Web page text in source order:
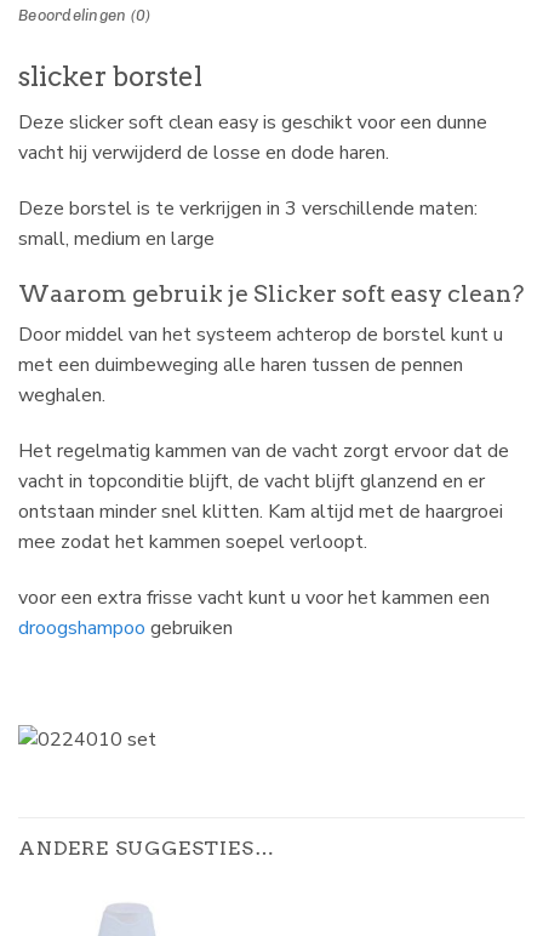
Beoordelingen (0)
slicker borstel
Deze slicker soft clean easy is geschikt voor een dunne
vacht hij verwijderd de losse en dode haren.
Deze borstel is te verkrijgen in 3 verschillende maten:
small, medium en large
Waarom gebruik je Slicker soft easy clean?
Door middel van het systeem achterop de borstel kunt u
met een duimbeweging alle haren tussen de pennen
weghalen.
Het regelmatig kammen van de vacht zorgt ervoor dat de
vacht in topconditie blijft, de vacht blijft glanzend en er
ontstaan minder snel klitten. Kam altijd met de haargroei
mee zodat het kammen soepel verloopt.
voor een extra frisse vacht kunt u voor het kammen een
droogshampoo gebruiken
ANDERE SUGGESTIES…